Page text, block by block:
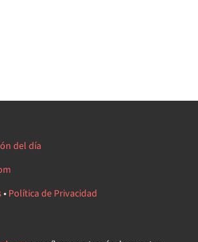
del día
• Política de Privacidad